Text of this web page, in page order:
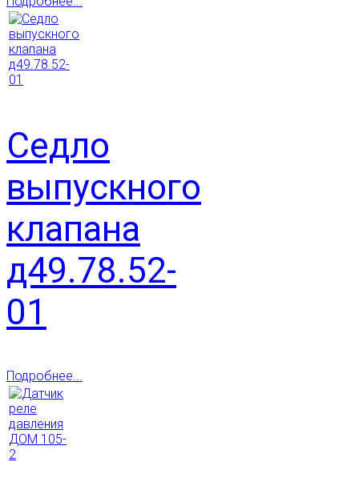
Седло
выпускного
клапана
д49.78.52-
01
Подробнее...